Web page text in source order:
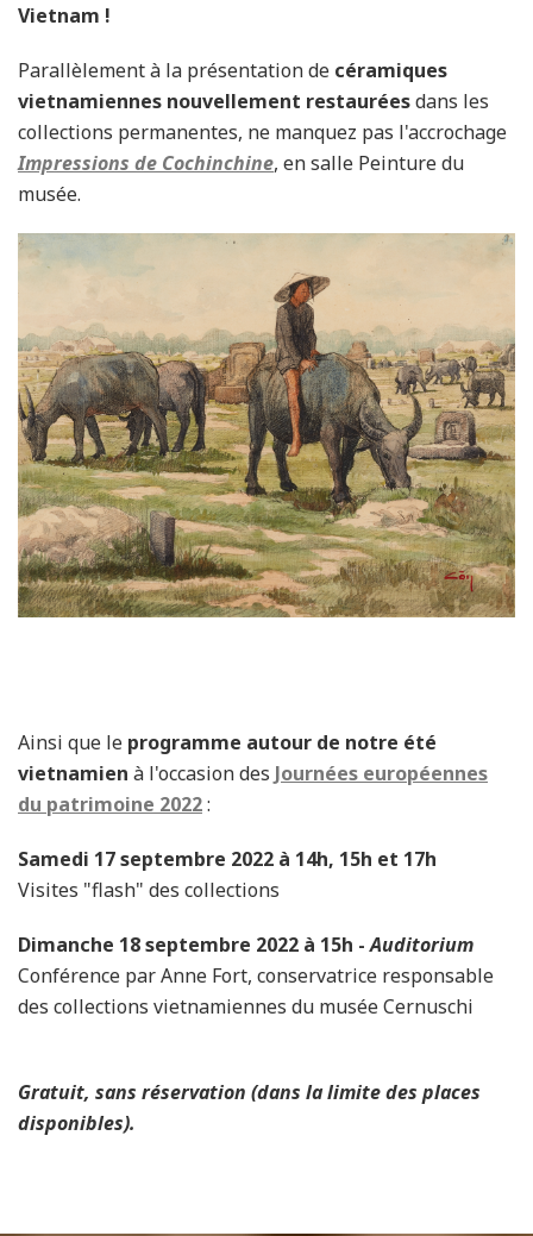
Vietnam !
Parallèlement à la présentation de céramiques
vietnamiennes nouvellement restauréesdans les
collections permanentes, ne manquez pas l'accrochage
Impressions de Cochinchine, en salle Peinture du
musée.
dao_van_con_-
1935_c_paris_musees-
Ainsi que le programme autour de notre été
vietnamien à l'occasion des Journées européennes
du patrimoine 2022:
Samedi 17 septembre 2022 à 14h, 15h et 17h
Visites "flash" des collections
Dimanche 18 septembre 2022 à 15h -Auditorium
Conférence par Anne Fort, conservatrice responsable
des collections vietnamiennes du musée Cernuschi
Gratuit, sans réservation (dans la limite des places
disponibles).